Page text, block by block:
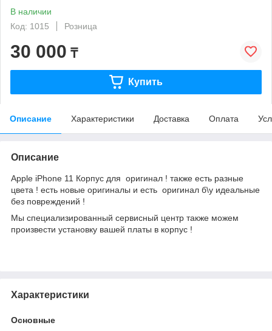
В наличии
Код: 1015
Розница
30 000 ₸
Купить
Описание Характеристики Доставка Оплата
Описание
Apple iPhone 11 Корпус для оригинал ! также есть разные
цвета ! есть новые оригиналы и есть оригинал б\у идеальные
без повреждений !
Мы специализированный сервисный центр также можем
произвести установку вашей платы в корпус !
Характеристики
Основные